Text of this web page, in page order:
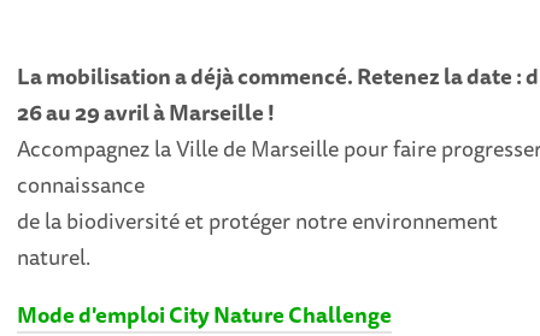
La mobilisation a déjà commencé. Retenez la date :
26 au 29 avril à Marseille !
Accompagnez la Ville de Marseille pour faire
connaissance
de la biodiversité et protéger notre environnement
naturel.
Mode d'emploi City Nature Challenge